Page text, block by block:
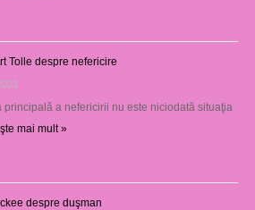
Tolle despre nefericire
principală a nefericirii nu este niciodată situaţia
mai mult »
despre duşman